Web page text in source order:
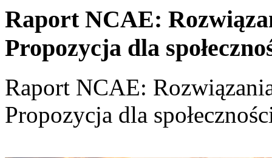
Raport NCAE:
Propozycja dla
Raport NCAE:
Propozycja dla